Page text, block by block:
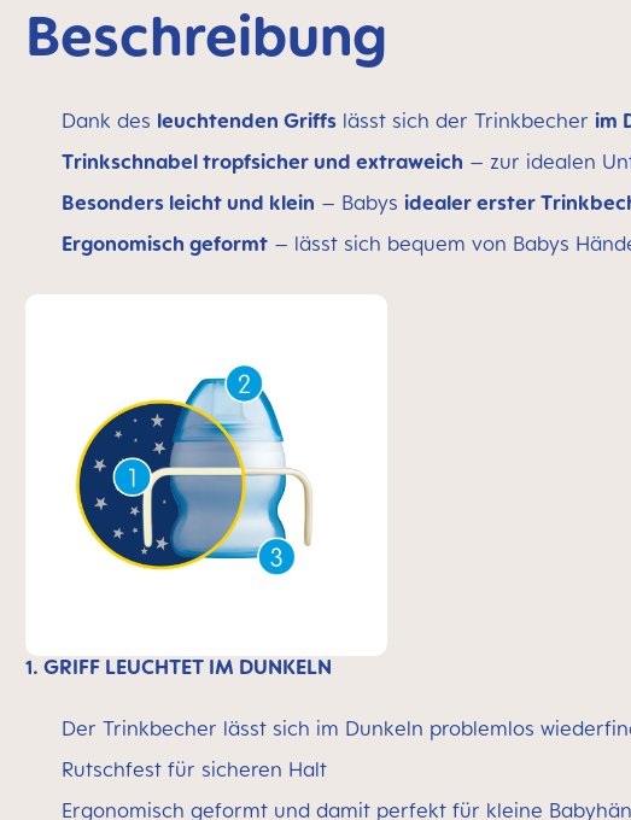
Beschreibung
Dank des leuchtenden Griffs lässt sich der Trinkbecher im
Trinkschnabel tropfsicher und extraweich – zur idealen
Besonders leicht und klein – Babys idealer erster
Ergonomisch geformt – lässt sich bequem von Babys
1. GRIFF LEUCHTET IM DUNKELN
Der Trinkbecher lässt sich im Dunkeln problemlos
Rutschfest für sicheren Halt
Ergonomisch geformt und damit perfekt für kleine